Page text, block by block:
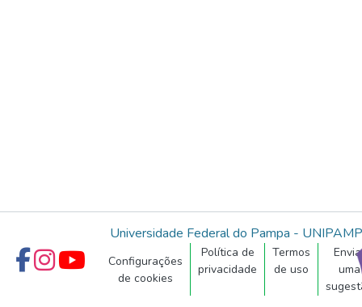
Universidade Federal do Pampa -
Configurações
de cookies
Política de
privacidade
Termos
de uso
uma